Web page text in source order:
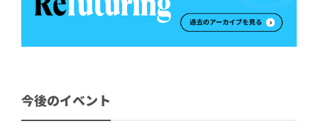
今後のイベント